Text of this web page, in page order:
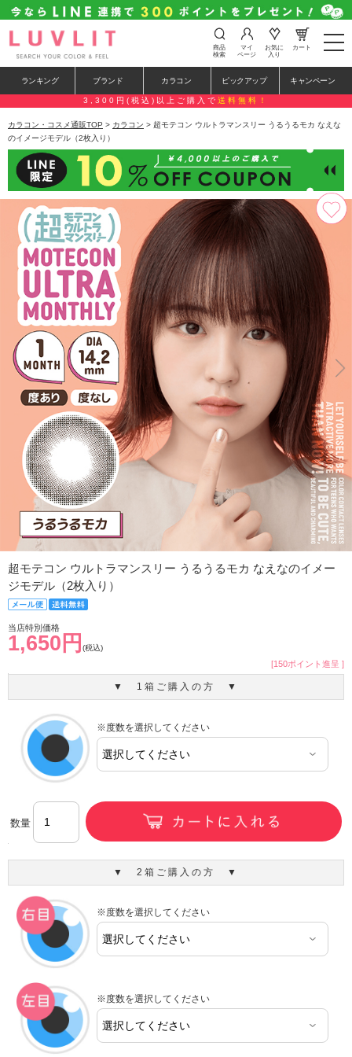
t
o
e
n
a
a
i
o
n
商品
検索
マイ
ページ
お気に
入り
カート
ランキング ブランド カラコン ピックアップ キャンペーン
3,300円(税込)以上ご購入で 送料無料！
カラコン・コスメ通販TOP > カラコン > 超モテコン ウルトラマンスリー うるうるモカ なえな
のイメージモデル（2枚入り）
超モテコン ウルトラマンスリー うるうるモカ なえなのイメー
ジモデル（2枚入り）
当店特別価格
1,650円 (税込)
[150ポイント進呈 ]
▼ 1箱ご購入の方 ▼
※度数を選択してください
数量
▼ 2箱ご購入の方 ▼
※度数を選択してください
※度数を選択してください